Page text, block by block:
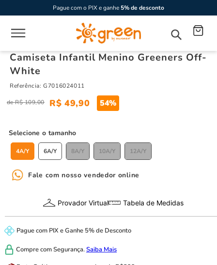
Pague com o PIX e ganhe 5% de desconto
Camiseta Infantil Menino Greeners Off-
White
Referência:G7016024011
R$ 109,00 R$ 49,90 54%
tamanho
4A/Y 6A/Y 8A/Y 10A/Y 12A/Y
Fale com nosso vendedor online
Provador Virtual Tabela de Medidas
Pague com PIX eGanhe 5% de Desconto
Compre comSegurança.Saiba Mais